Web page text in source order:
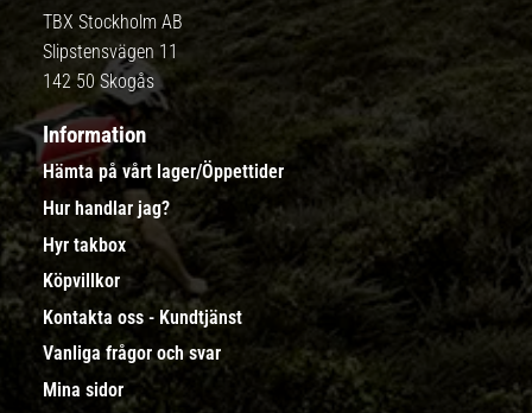
TBX Stockholm AB
Slipstensvägen 11
142 50 Skogås
Information
Hämta på vårt lager/Öppettider
Hur handlar jag?
Hyr takbox
Köpvillkor
Kontakta oss - Kundtjänst
Vanliga frågor och svar
Mina sidor